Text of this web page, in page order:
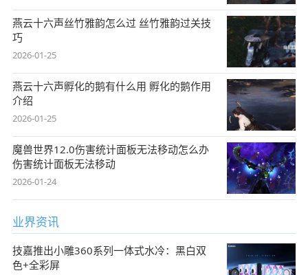
燕云十六声丝竹雅韵怎么过 丝竹雅韵过关技
巧
2026-01-25
燕云十六声孵化的鹅有什么用 孵化的鹅作用
介绍
2026-01-25
魔兽世界12.0伤害统计面板无法移动怎么办
伤害统计面板无法移动
2026-01-24
业界资讯
技嘉推出小雕360系列一体式水冷：黑白双
色+全彩屏